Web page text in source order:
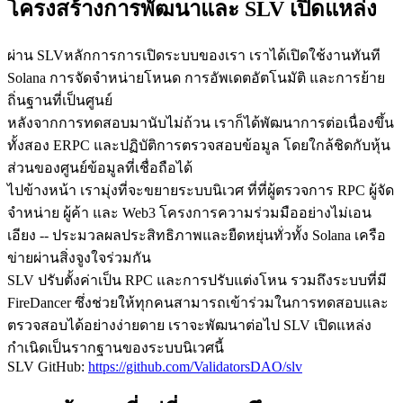
โครงสร้างการพัฒนาและ SLV เปิดแหล่ง
ผ่าน SLVหลักการการเปิดระบบของเรา เราได้เปิดใช้งานทันที
Solana การจัดจําหน่ายโหนด การอัพเดตอัตโนมัติ และการย้าย
ถิ่นฐานที่เป็นศูนย์
หลังจากการทดสอบมานับไม่ถ้วน เราก็ได้พัฒนาการต่อเนื่องขึ้น
ทั้งสอง ERPC และปฏิบัติการตรวจสอบข้อมูล โดยใกล้ชิดกับหุ้น
ส่วนของศูนย์ข้อมูลที่เชื่อถือได้
ไปข้างหน้า เรามุ่งที่จะขยายระบบนิเวศ ที่ที่ผู้ตรวจการ RPC ผู้จัด
จําหน่าย ผู้ค้า และ Web3 โครงการความร่วมมืออย่างไม่เอน
เอียง -- ประมวลผลประสิทธิภาพและยืดหยุ่นทั่วทั้ง Solana เครือ
ข่ายผ่านสิ่งจูงใจร่วมกัน
SLV ปรับตั้งค่าเป็น RPC และการปรับแต่งโหน รวมถึงระบบที่มี
FireDancer ซึ่งช่วยให้ทุกคนสามารถเข้าร่วมในการทดสอบและ
ตรวจสอบได้อย่างง่ายดาย เราจะพัฒนาต่อไป SLV เปิดแหล่ง
กําเนิดเป็นรากฐานของระบบนิเวศนี้
SLV GitHub: https://github.com/ValidatorsDAO/slv